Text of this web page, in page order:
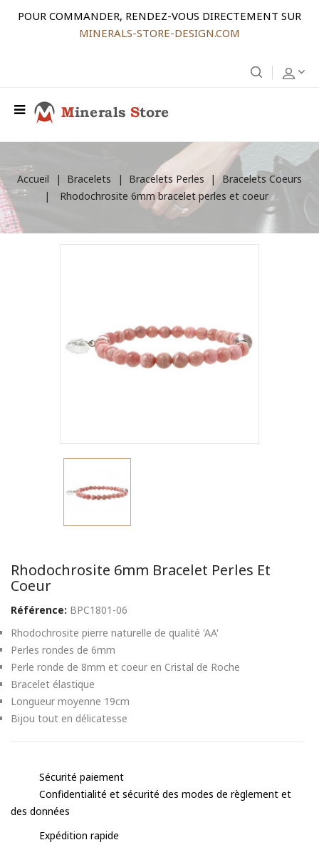
POUR COMMANDER, RENDEZ-VOUS DIRECTEMENT SUR
MINERALS-STORE-DESIGN.COM
Accueil Bracelets Bracelets Perles
Bracelets Coeurs
Rhodochrosite 6mm bracelet perles et coeur
Rhodochrosite 6mm Bracelet Perles Et
Coeur
Référence: BPC1801-06
Rhodochrosite pierre naturelle de qualité 'AA'
Perles rondes de 6mm
Perle ronde de 8mm et coeur en Cristal de Roche
Bracelet élastique
Longueur moyenne 19cm
Bijou tout en délicatesse
Sécurité paiement
Confidentialité et sécurité des modes de règlement et
des données
Expédition rapide